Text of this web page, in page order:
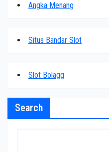
Angka Menang
Situs Bandar Slot
Slot Bolagg
Search